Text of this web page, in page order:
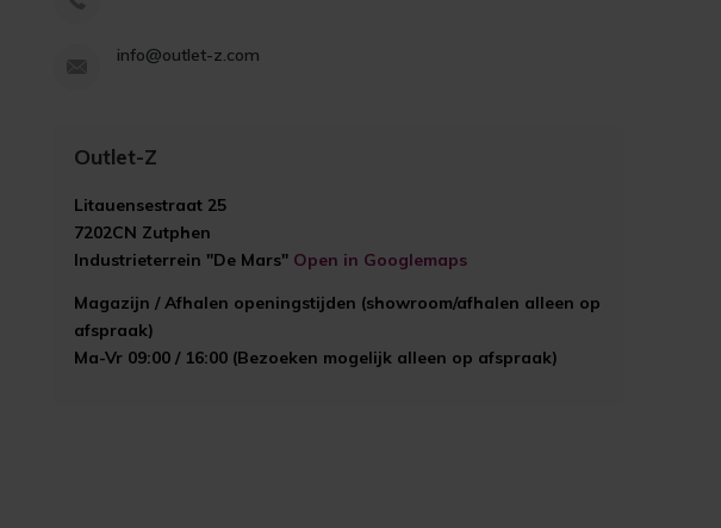
info@outlet-z.com
Outlet-Z
Litauensestraat 25
7202CN Zutphen
Industrieterrein "De Mars" Open in Googlemaps
Magazijn / Afhalen openingstijden (showroom/afhalen alleen op
afspraak)
Ma-Vr 09:00 / 16:00 (Bezoeken mogelijk alleen op afspraak)